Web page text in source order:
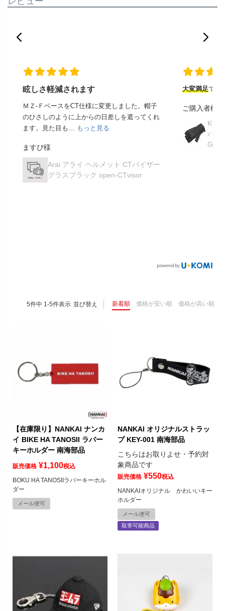
眩しさ軽減されます
ＭＺ-ＦベースをCT仕様に変更しました。帽子
のひさしのように上からの日差しを遮ってくれ
ます。見た目も... もっと見る
ますぴ様
Arai アライ ヘルメット CTバイザー
グラスブラック open-CTvisor
大変満足でし
ご購入者様
ハー
GK-
並び替え 新着順 価格が安い順 価格が高い順
5件中 1-5件表示
【在庫限り】NANKAI ナンカ
イ BIKE HA TANOSII ラバー
キーホルダー 南海部品
販売価格 ¥1,100税込
BOKU HA TANOSIIラバーキーホル
ダー
メール便可
NANKAI オリジナルストラッ
プ KEY-001 南海部品
こちらはお取りよせ・予約対
象商品です
販売価格 ¥550税込
NANKAIオリジナル かわいいキー
ホルダー
メール便可
取寄可能商品